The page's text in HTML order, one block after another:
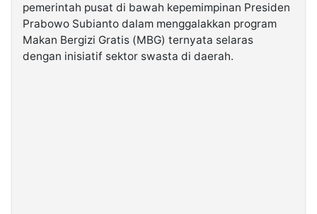
pemerintah pusat di bawah kepemimpinan Presiden
Prabowo Subianto dalam menggalakkan program
Makan Bergizi Gratis (MBG) ternyata selaras
dengan inisiatif sektor swasta di daerah.